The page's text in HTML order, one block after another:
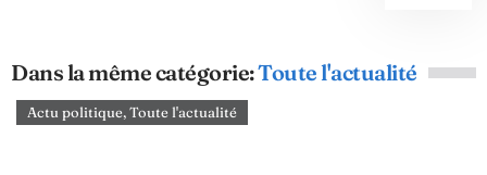
Dans la même catégorie:Toute l'actualité
Actu politique,Toute l'actualité